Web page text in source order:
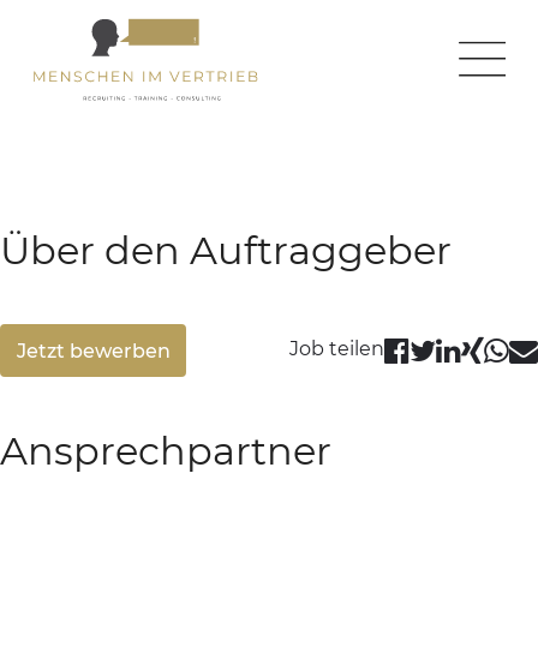
← zurück zur Homepage ← zurück zur Jobseite
Über den Auftraggeber
Jetzt bewerben Job teilen
Ansprechpartner